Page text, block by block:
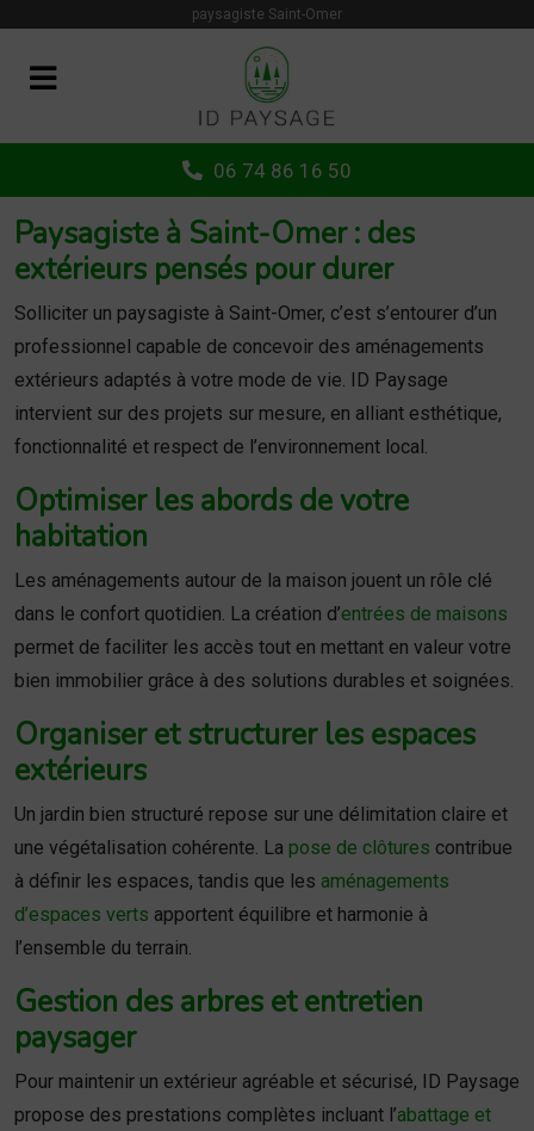
paysagiste Saint-Omer
06 74 86 16 50
Paysagiste à Saint-Omer : des
extérieurs pensés pour durer
Solliciter un paysagiste à Saint-Omer, c’est s’entourer d’un
professionnel capable de concevoir des aménagements
extérieurs adaptés à votre mode de vie. ID Paysage
intervient sur des projets sur mesure, en alliant esthétique,
fonctionnalité et respect de l’environnement local.
Optimiser les abords de votre
habitation
Les aménagements autour de la maison jouent un rôle clé
dans le confort quotidien. La création d’entrées de maisons
permet de faciliter les accès tout en mettant en valeur votre
bien immobilier grâce à des solutions durables et soignées.
Organiser et structurer les espaces
extérieurs
Un jardin bien structuré repose sur une délimitation claire et
une végétalisation cohérente. La pose de clôtures contribue
à définir les espaces, tandis que les aménagements
d’espaces verts apportent équilibre et harmonie à
l’ensemble du terrain.
Gestion des arbres et entretien
paysager
Pour maintenir un extérieur agréable et sécurisé, ID Paysage
propose des prestations complètes incluant l’abattage et
Panneau de gestion des cookies